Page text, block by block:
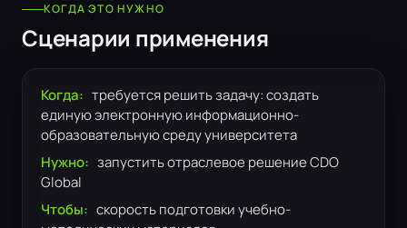
КОГДА ЭТО НУЖНО
Сценарии применения
Когда: требуется решить задачу: создать
единую электронную информационно-
образовательную среду университета
Нужно: запустить отраслевое решение CDO
Global
Чтобы: скорость подготовки учебно-